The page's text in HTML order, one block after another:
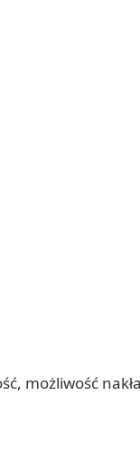
możliwość